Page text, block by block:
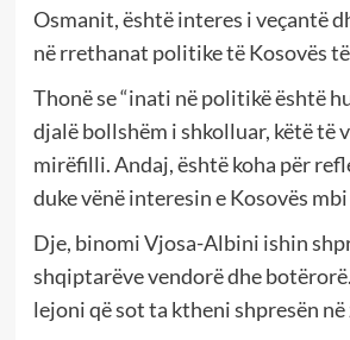
Osmanit, është interes i veçantë
në rrethanat politike të Kosovës
Thonë se “inati në politikë është
djalë bollshëm i shkolluar, këtë të
mirëfilli. Andaj, është koha për
duke vënë interesin e Kosovës
Dje, binomi Vjosa-Albini ishin
shqiptarëve vendorë dhe
lejoni që sot ta ktheni shpresën